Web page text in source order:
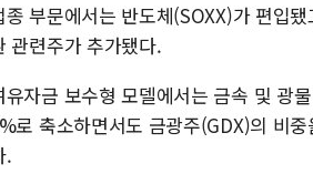
종 부문에서는 반도체(SOXX)가 편입
관련주가 추가됐다.
유자금 보수형 모델에서는 금속 및 광
로 축소하면서도 금광주(GDX)의 비
.